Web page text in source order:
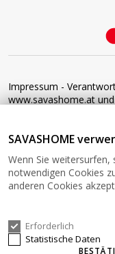
Impressum -
www.savashome.at
senden Sie keine
diesem Link: https://
fuer-waren Gerne
Montag − Freitag:
© 2026
SAVASHOME
Wenn Sie weitersurfen,
notwendigen Cookies
anderen Cookies
Erforderlich
Statistische Daten